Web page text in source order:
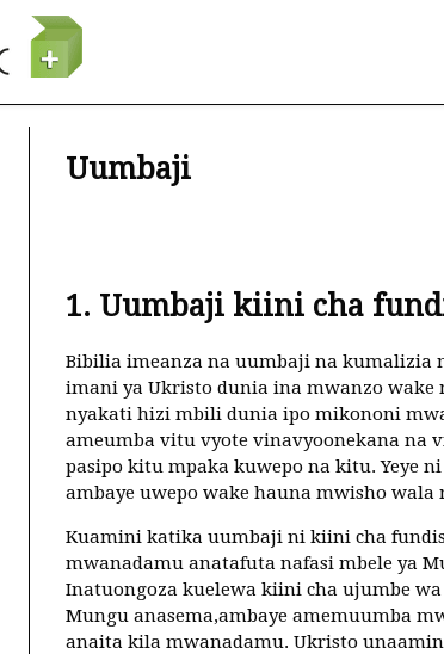
Uumbaji
1. Uumbaji kiini cha
Bibilia imeanza na uumbaji na kumalizia
imani ya Ukristo dunia ina mwanzo wake
nyakati hizi mbili dunia ipo mikononi
ameumba vitu vyote vinavyoonekana na
pasipo kitu mpaka kuwepo na kitu. Yeye
ambaye uwepo wake hauna mwisho wala
Kuamini katika uumbaji ni kiini cha
mwanadamu anatafuta nafasi mbele ya
Inatuongoza kuelewa kiini cha ujumbe
Mungu anasema,ambaye amemuumba
anaita kila mwanadamu. Ukristo